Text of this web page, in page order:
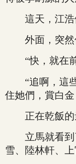
這天，江浩
外面，突然
“快，就在前
“追啊，這些
住她們，賞白
正在乾飯的
立馬就看到
雪、陸林軒、